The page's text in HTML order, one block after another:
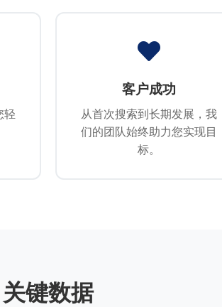
轻
客户成功
从首次搜索到长期发展，我
们的团队始终助力您实现目
标。
关键数据